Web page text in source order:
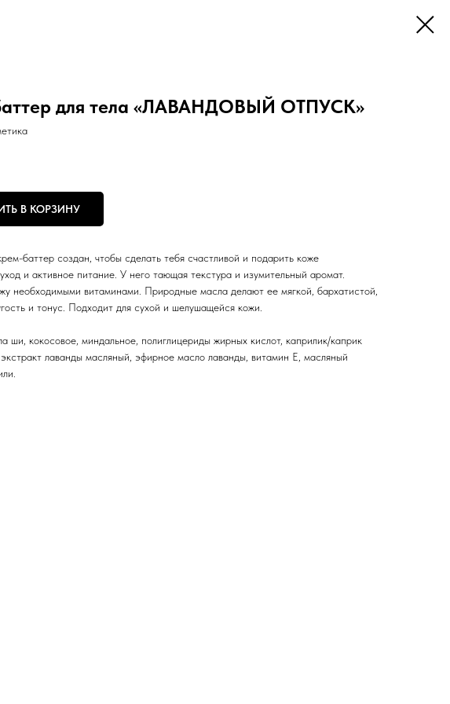
для тела «ЛАВАНДОВЫЙ ОТПУСК»
В КОРЗИНУ
баттер создан, чтобы сделать тебя счастливой и подарить коже
и активное питание. У него тающая текстура и изумительный аромат.
необходимыми витаминами. Природные масла делают ее мягкой, бархатистой,
и тонус. Подходит для сухой и шелушащейся кожи.
ши, кокосовое, миндальное, полиглицериды жирных кислот, каприлик/каприк
лаванды масляный, эфирное масло лаванды, витамин Е, масляный